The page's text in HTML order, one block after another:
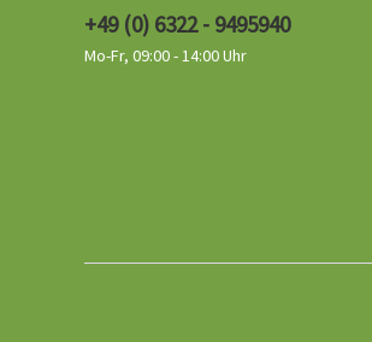
+49 (0) 6322 - 9495940
Mo-Fr, 09:00 - 14:00 Uhr